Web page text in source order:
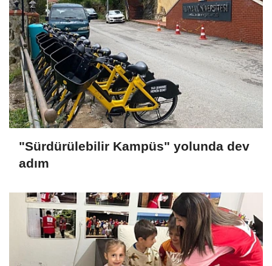
"Sürdürülebilir Kampüs" yolunda dev
adım